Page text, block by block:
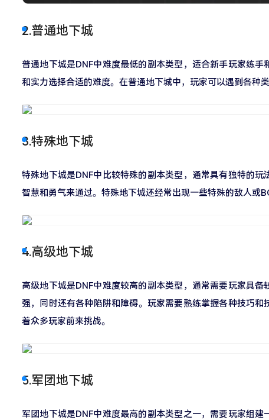
2.普通地下城
普通地下城是DNF中难度最低的副本类型，适合新手玩家练
和实力选择合适的难度。在普通地下城中，玩家可以遇到各种
3.特殊地下城
特殊地下城是DNF中比较特殊的副本类型，通常具有独特的
智慧和勇气来通过。特殊地下城还经常出现一些特殊的敌人或
4.高级地下城
高级地下城是DNF中难度较高的副本类型，通常需要玩家具
强，同时还有各种陷阱和障碍。玩家需要熟练掌握各种技巧
着众多玩家前来挑战。
5.军团地下城
军团地下城是DNF中难度最高的副本类型之一，需要玩家组